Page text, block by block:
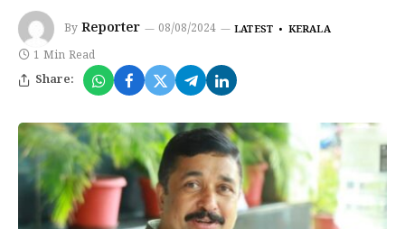
By Reporter 08/08/2024 LATEST KERALA
1 Min Read
Share: